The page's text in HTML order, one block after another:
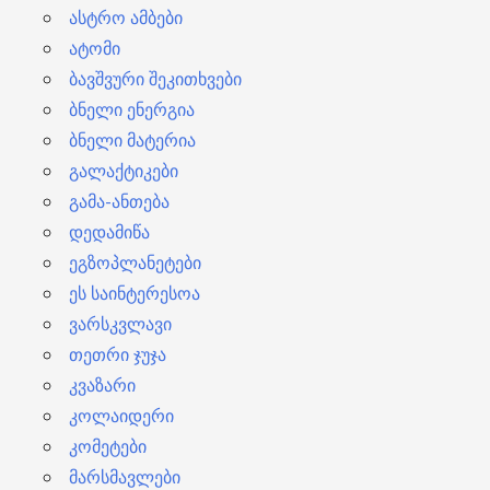
ასტრო ამბები
ატომი
ბავშვური შეკითხვები
ბნელი ენერგია
ბნელი მატერია
გალაქტიკები
გამა-ანთება
დედამიწა
ეგზოპლანეტები
ეს საინტერესოა
ვარსკვლავი
თეთრი ჯუჯა
კვაზარი
კოლაიდერი
კომეტები
მარსმავლები